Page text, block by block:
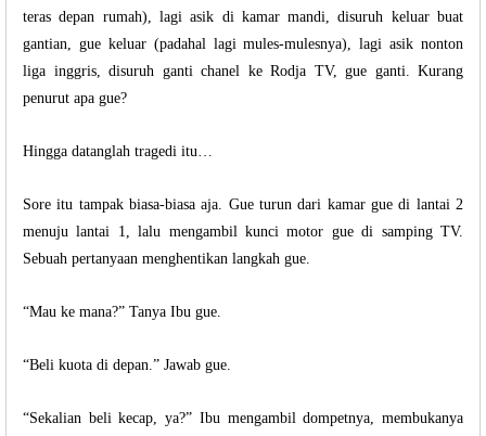
teras depan rumah), lagi asik di kamar mandi, disuruh keluar buat
gantian, gue keluar (padahal lagi mules-mulesnya), lagi asik nonton
liga inggris, disuruh ganti chanel ke Rodja TV, gue ganti. Kurang
penurut apa gue?
Hingga datanglah tragedi itu…
Sore itu tampak biasa-biasa aja. Gue turun dari kamar gue di lantai 2
menuju lantai 1, lalu mengambil kunci motor gue di samping TV.
Sebuah pertanyaan menghentikan langkah gue.
“Mau ke mana?” Tanya Ibu gue.
“Beli kuota di depan.” Jawab gue.
“Sekalian beli kecap, ya?” Ibu mengambil dompetnya, membukanya